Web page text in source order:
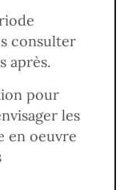
consulter
après.
pour
les
en oeuvre